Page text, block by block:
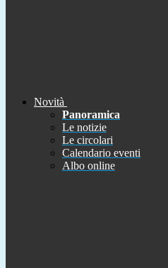
Novità
Panoramica
Le notizie
Le circolari
Calendario eventi
Albo online